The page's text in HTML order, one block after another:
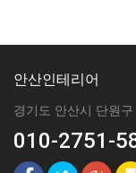
안산인테리어
경기도 안산시 단원
010-2751-